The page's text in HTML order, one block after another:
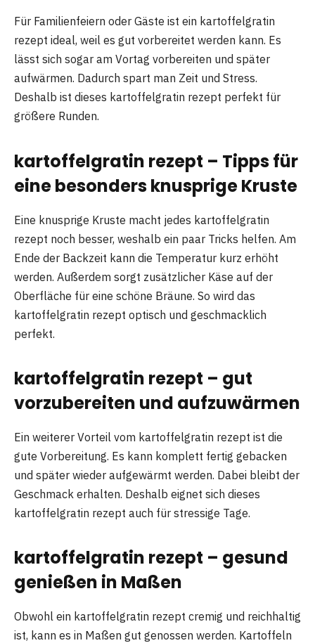
Für Familienfeiern oder Gäste ist ein kartoffelgratin
rezept ideal, weil es gut vorbereitet werden kann. Es
lässt sich sogar am Vortag vorbereiten und später
aufwärmen. Dadurch spart man Zeit und Stress.
Deshalb ist dieses kartoffelgratin rezept perfekt für
größere Runden.
kartoffelgratin rezept – Tipps für
eine besonders knusprige Kruste
Eine knusprige Kruste macht jedes kartoffelgratin
rezept noch besser, weshalb ein paar Tricks helfen. Am
Ende der Backzeit kann die Temperatur kurz erhöht
werden. Außerdem sorgt zusätzlicher Käse auf der
Oberfläche für eine schöne Bräune. So wird das
kartoffelgratin rezept optisch und geschmacklich
perfekt.
kartoffelgratin rezept – gut
vorzubereiten und aufzuwärmen
Ein weiterer Vorteil vom kartoffelgratin rezept ist die
gute Vorbereitung. Es kann komplett fertig gebacken
und später wieder aufgewärmt werden. Dabei bleibt der
Geschmack erhalten. Deshalb eignet sich dieses
kartoffelgratin rezept auch für stressige Tage.
kartoffelgratin rezept – gesund
genießen in Maßen
Obwohl ein kartoffelgratin rezept cremig und reichhaltig
ist, kann es in Maßen gut genossen werden. Kartoffeln